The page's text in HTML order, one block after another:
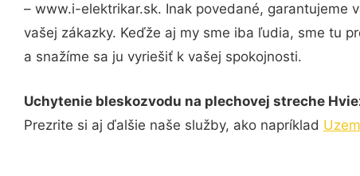
– www.i-elektrikar.sk. Inak povedané, garantujeme
vašej zákazky. Keďže aj my sme iba ľudia, sme tu
a snažíme sa ju vyriešiť k vašej spokojnosti.
Uchytenie bleskozvodu na plechovej streche
Prezrite si aj ďalšie naše služby, ako napríklad